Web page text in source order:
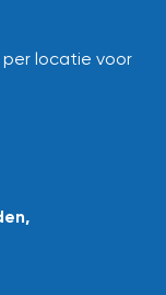
locatie voor
,